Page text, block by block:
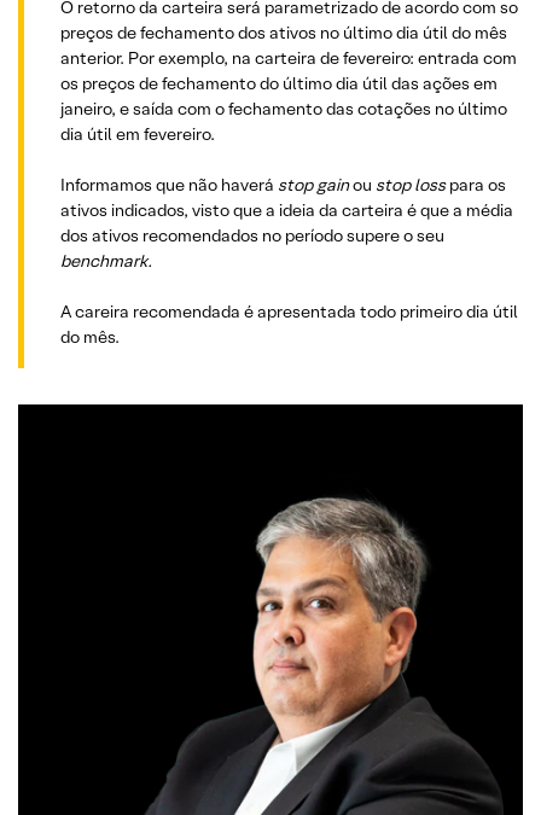
O retorno da carteira será parametrizado de acordo com so
preços de fechamento dos ativos no último dia útil do mês
anterior. Por exemplo, na carteira de fevereiro: entrada com
os preços de fechamento do último dia útil das ações em
janeiro, e saída com o fechamento das cotações no último
dia útil em fevereiro.
Informamos que não haverá stop gainou stop losspara os
ativos indicados, visto que a ideia da carteira é que a média
dos ativos recomendados no período supere o seu
benchmark.
A careira recomendada é apresentada todo primeiro dia útil
do mês.